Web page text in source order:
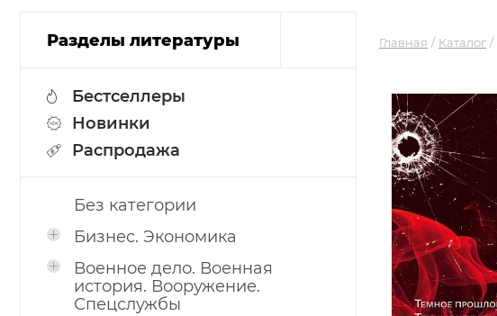
Разделы литературы
Бестселлеры
Новинки
Распродажа
Без категории
Бизнес. Экономика
Военное дело. Военная
история. Вооружение.
Спецслужбы
Главная Каталог